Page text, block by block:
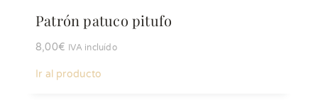
Patrón patuco pitufo
8,00€ IVA incluído
Ir al producto